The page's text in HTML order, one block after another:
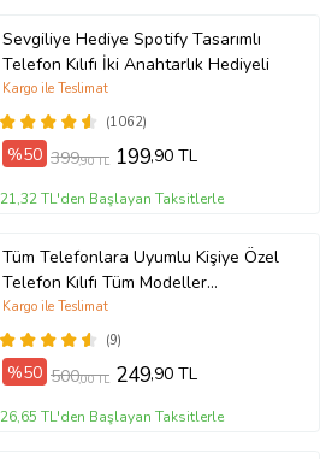
Sevgiliye Hediye Spotify Tasarımlı
Telefon Kılıfı İki Anahtarlık Hediyeli
(1062)
Kargo ile Teslimat
%50 399,90 TL 199,90 TL
21,32 TL'den Başlayan Taksitlerle
Tüm Telefonlara Uyumlu Kişiye Özel
Telefon Kılıfı Tüm Modeller
Açıklamada
(9)
Kargo ile Teslimat
%50 500,00 TL 249,90 TL
26,65 TL'den Başlayan Taksitlerle